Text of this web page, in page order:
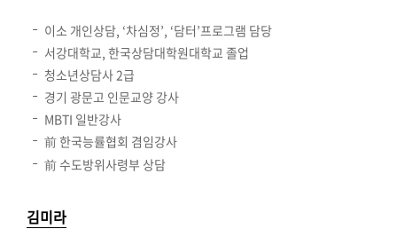
이소 개인상담, ‘차심정’, ‘담터’프로그램 담당
서강대학교, 한국상담대학원대학교 졸업
청소년상담사 2급
경기 광문고 인문교양 강사
MBTI 일반강사
前 한국능률협회 겸임강사
前 수도방위사령부 상담
김미라